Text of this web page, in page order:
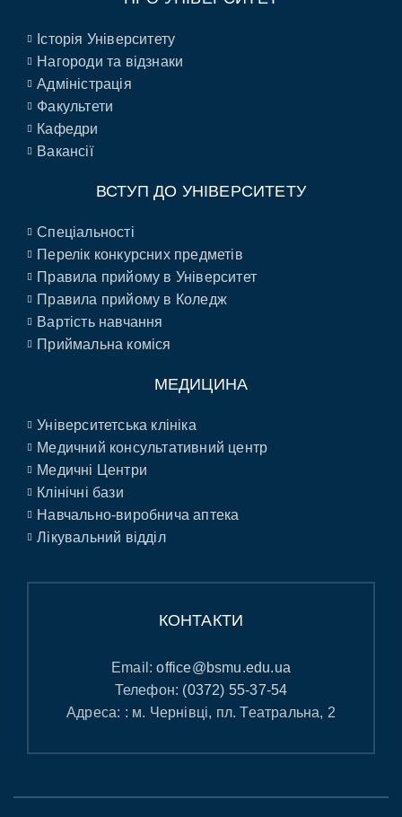
Історія Університету
Нагороди та відзнаки
Адміністрація
Факультети
Кафедри
Вакансії
ВСТУП ДО УНІВЕРСИТЕТУ
Спеціальності
Перелік конкурсних предметів
Правила прийому в Університет
Правила прийому в Коледж
Вартість навчання
Приймальна коміся
МЕДИЦИНА
Університетська клініка
Медичний консультативний центр
Медичні Центри
Клінічні бази
Навчально-виробнича аптека
Лікувальний відділ
КОНТАКТИ
Email:office@bsmu.edu.ua
Телефон: (0372) 55-37-54
Адреса: : м. Чернівці, пл. Театральна, 2